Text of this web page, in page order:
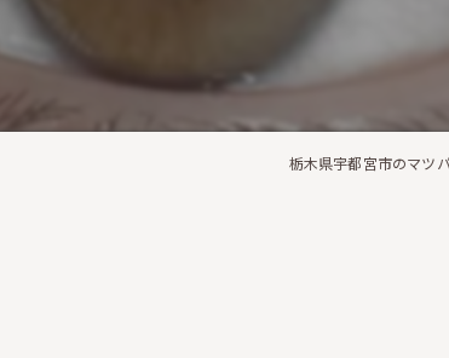
栃木県宇都宮市のマツ